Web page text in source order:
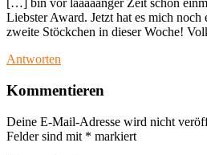
[…] bin vor laaaaanger Zeit schon
Liebster Award. Jetzt hat es mich noch
zweite Stöckchen in dieser Woche!
Antworten
Kommentieren
Deine E-Mail-Adresse wird nicht
Felder sind mit * markiert